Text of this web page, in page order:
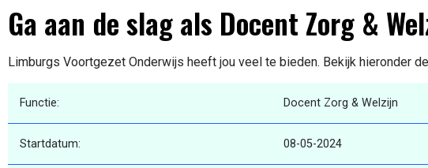
Ga aan de slag als Docent Zorg &
Limburgs Voortgezet Onderwijs heeft jou veel te bieden. Bekijk hieronder
Functie: Docent Zorg & Welzijn
Startdatum: 08-05-2024